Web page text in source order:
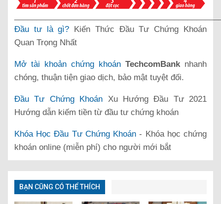
Đầu tư là gì? Kiến Thức Đầu Tư Chứng Khoán
Quan Trọng Nhất
Mở tài khoản chứng khoán TechcomBank nhanh
chóng, thuận tiện giao dịch, bảo mật tuyệt đối.
Đầu Tư Chứng Khoán Xu Hướng Đầu Tư 2021
Hướng dẫn kiếm tiền từ đầu tư chứng khoán
Khóa Học Đầu Tư Chứng Khoán - Khóa học chứng
khoán online (miễn phí) cho người mới bắt
BẠN CŨNG CÓ THỂ THÍCH